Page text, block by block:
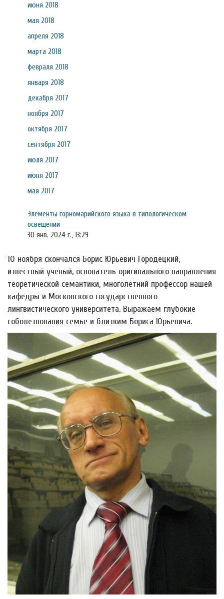
июня 2018
мая 2018
апреля 2018
марта 2018
февраля 2018
января 2018
декабря 2017
ноября 2017
октября 2017
сентября 2017
июля 2017
июня 2017
мая 2017
Элементы горномарийского языка в типологическом
освещении
30 янв. 2024 г., 13:29
10 ноября скончался Борис Юрьевич Городецкий,
известный ученый, основатель оригинального направления
теоретической семантики, многолетний профессор нашей
кафедры и Московского государственного
лингвистического университета. Выражаем глубокие
соболезнования семье и близким Бориса Юрьевича.